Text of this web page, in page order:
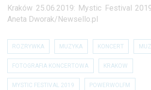
Kraków 25.06.2019: Mystic Festival
Aneta Dworak/Newsello.pl
ROZRYWKA MUZYKA KONCERT
FOTOGRAFIA KONCERTOWA KRAKOW
MYSTIC FESTIVAL 2019 POWERWOLFM